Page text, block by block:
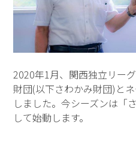
2020年1月、関西独立リー
財団(以下さわかみ財団)と
しました。今シーズンは「
して始動します。